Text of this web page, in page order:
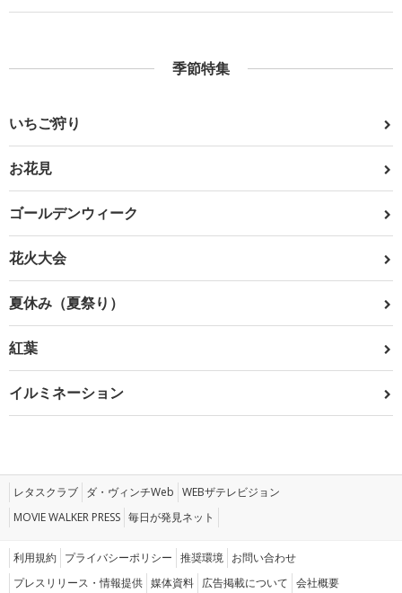
季節特集
いちご狩り
お花見
ゴールデンウィーク
花火大会
夏休み（夏祭り）
紅葉
イルミネーション
レタスクラブ ダ・ヴィンチWeb WEBザテレビジョン
MOVIE WALKER PRESS 毎日が発見ネット
利用規約 プライバシーポリシー 推奨環境 お問い合わせ
プレスリリース・情報提供 媒体資料 広告掲載について 会社概要